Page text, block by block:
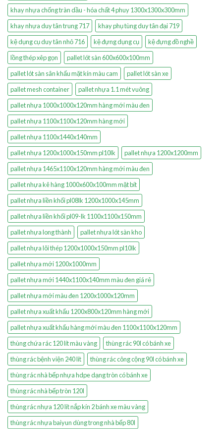
khay nhựa chống tràn dầu - hóa chất 4 phuy 1300x1300x300mm
khay nhựa duy tân trung 717
khay phụ tùng duy tân đại 719
kệ dụng cụ duy tân nhỏ 716
kệ đựng dụng cụ
kệ đựng đồ nghề
lồng thép xêp gọn
pallet lót sàn 600x600x100mm
pallet lót sàn sân khấu mặt kín màu cam
pallet lót sàn xe
pallet mesh container
pallet nhựa 1.1 mét vuông
pallet nhựa 1000x1000x120mm hàng mới màu đen
pallet nhựa 1100x1100x120mm hàng mới
pallet nhựa 1100x1440x140mm
pallet nhựa 1200x1000x150mm pl10lk
pallet nhựa 1200x1200mm
pallet nhựa 1465x1100x120mm hàng mới màu đen
pallet nhựa kê hàng 1000x600x100mm mặt bít
pallet nhựa liền khối pl08lk 1200x1000x145mm
pallet nhựa liền khối pl09-lk 1100x1100x150mm
pallet nhựa long thành
pallet nhựa lót sàn kho
pallet nhựa lõi thép 1200x1000x150mm pl10lk
pallet nhựa mới 1200x1000mm
pallet nhựa mới 1440x1100x140mm màu đen giá rẻ
pallet nhựa mới màu đen 1200x1000x120mm
pallet nhựa xuất khẩu 1200x800x120mm hàng mới
pallet nhựa xuất khẩu hàng mới màu đen 1100x1100x120mm
thùng chứa rác 120 lít màu vàng
thùng rác 90l có bánh xe
thùng rác bệnh viện 240 lít
thùng rác công cộng 90l có bánh xe
thùng rác nhà bếp nhựa hdpe dạng tròn có bánh xe
thùng rác nhà bếp tròn 120l
thùng rác nhựa 120 lít nắp kín 2 bánh xe màu vàng
thùng rác nhựa baiyun dùng trong nhà bếp 80l